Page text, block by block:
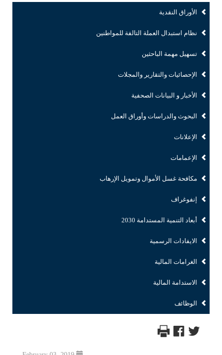
الأوراق النقدية
نظام استبدال العملة التالفة للمواطنين
تسهيل مهمة الباحثين
الإحصائيات والتقارير والمجلات
الأخبار و البيانات الصحفية
البحوث والدراسات وأوراق العمل
الإعلانات
الإعمامات
مكافحة غسل الأموال وتمويل الإرهاب
إنفوغراف
أبعاد التنمية المستدامة 2030
الايفادات الرسمية
الغرامات المالية
الاستدامة المالية
الوظائف